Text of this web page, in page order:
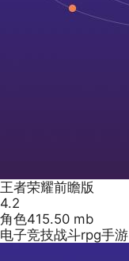
王者荣耀前瞻版
4.2
角色415.50 mb
电子竞技战斗rpg手游